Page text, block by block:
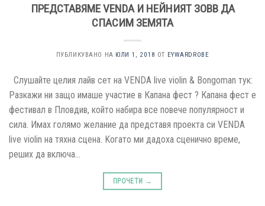
ПРЕДСТАВЯМЕ VENDA И НЕЙНИЯТ ЗОВВ ДА
СПАСИМ ЗЕМЯТА
ПУБЛИКУВАНО НА ЮЛИ 1, 2018 ОТ EYWARDROBE
Слушайте целия лайв сет на VENDA live violin & Bongoman тук:
Разкажи ни защо имаше участие в Капана фест ? Капана фест е
фестивал в Пловдив, който набира все повече популярност и
сила. Имах голямо желание да представя проекта си VENDA
live violin на тяхна сцена. Kогато ми дадоха сценично време,
реших да включа…
ПРОЧЕТИ →